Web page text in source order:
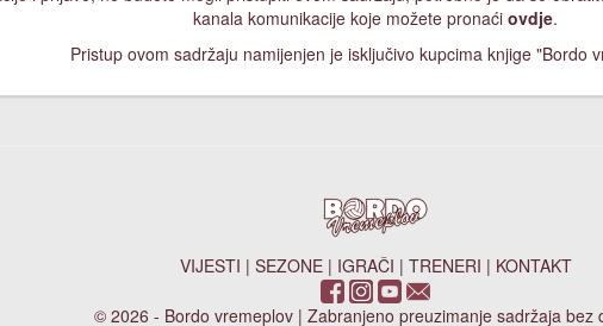
kanala komunikacije koje možete pronaći ovdje.
Pristup ovom sadržaju namijenjen je isključivo kupcima knjige "Bordo
VIJESTI | SEZONE| IGRAČI | TRENERI | KONTAKT
© 2026 - Bordo vremeplov | Zabranjeno preuzimanje sadržaja bez